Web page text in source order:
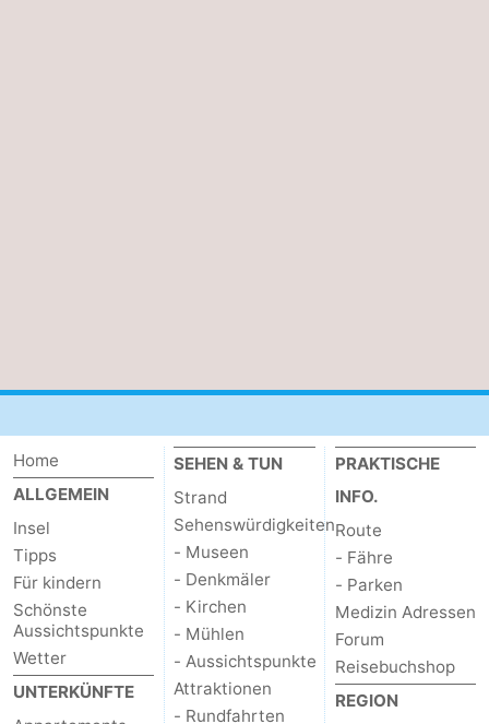
Home
ALLGEMEIN
Insel
Tipps
Für kindern
Schönste
Aussichtspunkte
Wetter
UNTERKÜNFTE
SEHEN & TUN
Strand
Sehenswürdigkeiten
- Museen
- Denkmäler
- Kirchen
- Mühlen
- Aussichtspunkte
Attraktionen
- Rundfahrten
PRAKTISCHE
INFO.
Route
- Fähre
- Parken
Medizin Adressen
Forum
Reisebuchshop
REGION